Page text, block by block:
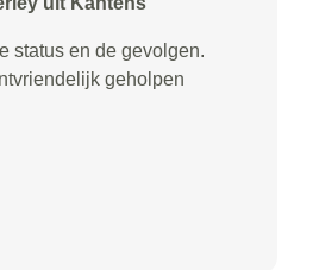
status en de gevolgen.
geholpen